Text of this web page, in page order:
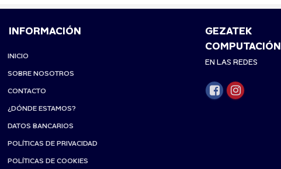
INFORMACIÓN
INICIO
SOBRE NOSOTROS
CONTACTO
¿DÓNDE ESTAMOS?
DATOS BANCARIOS
POLÍTICAS DE PRIVACIDAD
POLÍTICAS DE COOKIES
GEZATEK
COMPUTACIÓN
EN LAS REDES